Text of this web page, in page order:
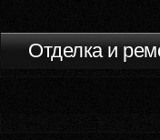
Отделка и